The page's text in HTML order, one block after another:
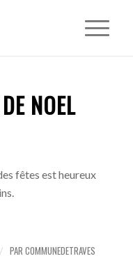
NOEL
fêtes est heureux
/ PAR COMMUNEDETRAVES